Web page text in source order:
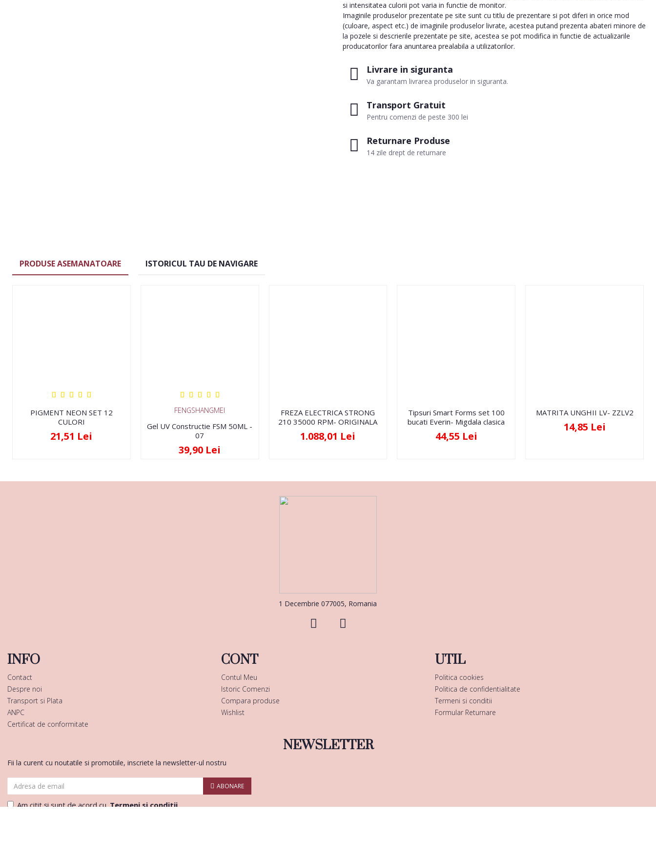
Livrare in siguranta
Va garantam livrarea produselor in siguranta.
Transport Gratuit
Pentru comenzi de peste 300 lei
Returnare Produse
14 zile drept de returnare
si intensitatea culorii pot varia in functie de monitor.
Imaginile produselor prezentate pe site sunt cu titlu de prezentare si pot diferi in orice mod
(culoare, aspect etc.) de imaginile produselor livrate, acestea putand prezenta abateri minore de
la pozele si descrierile prezentate pe site, acestea se pot modifica in functie de actualizarile
producatorilor fara anuntarea prealabila a utilizatorilor.
PRODUSE ASEMANATOARE ISTORICUL TAU DE NAVIGARE
PIGMENT NEON SET 12
CULORI
21,51 Lei
FENGSHANGMEI
Gel UV Constructie FSM 50ML -
07
39,90 Lei
FREZA ELECTRICA STRONG
210 35000 RPM- ORIGINALA
1.088,01 Lei
Tipsuri Smart Forms set 100
bucati Everin- Migdala clasica
44,55 Lei
MATRITA UNGHII LV- ZZLV2
14,85 Lei
1 Decembrie 077005, Romania
INFO
Contact
Despre noi
Transport si Plata
ANPC
Certificat de conformitate
CONT
Contul Meu
Istoric Comenzi
Compara produse
Wishlist
UTIL
Politica cookies
Politica de confidentialitate
Termeni si conditii
Formular Returnare
NEWSLETTER
Fii la curent cu noutatile si promotiile, inscriete la newsletter-ul nostru
ABONARE
Am citit şi sunt de acord cuTermeni si conditii